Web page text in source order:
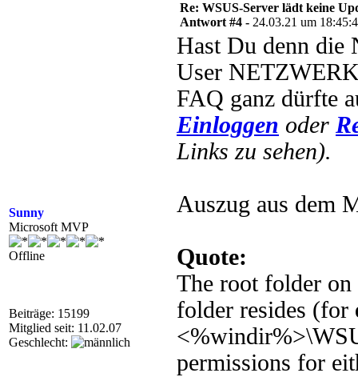
Sunny
Microsoft MVP
Offline
Beiträge: 15199
Mitglied seit: 11.02.07
Geschlecht:
Re: WSUS-Server lädt keine
Antwort #4 - 24.03.21 um
Hast Du denn die
User
FAQ ganz dürfte
Einloggen oder
Links zu sehen).
Auszug aus dem
Quote:
The root folder on
folder resides (for
permissions for